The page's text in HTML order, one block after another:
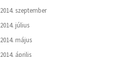
2014. szeptember
2014. július
2014. május
2014. április